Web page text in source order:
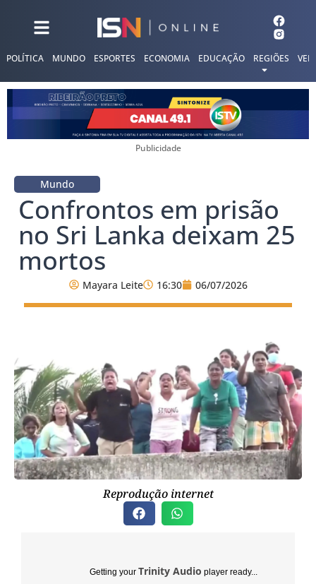
POLÍTICA MUNDO ESPORTES ECONOMIA EDUCAÇÃO REGIÕES
Publicidade
Mundo
Confrontos em prisão
no Sri Lanka deixam 25
mortos
Mayara Leite 16:30 06/07/2026
Reprodução internet
Getting your Trinity Audio player ready...